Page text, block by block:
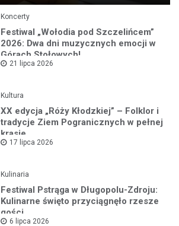
Koncerty
Festiwal „Wołodia pod Szczelińcem”
2026: Dwa dni muzycznych emocji w
Górach Stołowych!
21 lipca 2026
Kultura
XX edycja „Róży Kłodzkiej” – Folklor i
tradycje Ziem Pogranicznych w pełnej
krasie
17 lipca 2026
Kulinaria
Festiwal Pstrąga w Długopolu-Zdroju:
Kulinarne święto przyciągnęło rzesze
gości
6 lipca 2026